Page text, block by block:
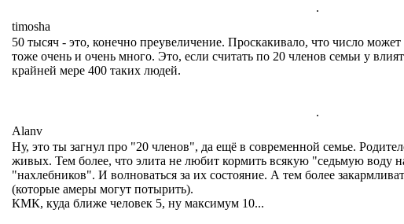
.
timosha
50 тысяч - это, конечно преувеличение. Проскакивало, что число может
тоже очень и очень много. Это, если считать по 20 членов семьи у
крайней мере 400 таких людей.
.
Alanv
Ну, это ты загнул про "20 членов", да ещё в современной семье.
живых. Тем более, что элита не любит кормить всякую "седьмую воду
"нахлебников". И волноваться за их состояние. А тем более
(которые амеры могут потырить).
КМК, куда ближе человек 5, ну максимум 10...